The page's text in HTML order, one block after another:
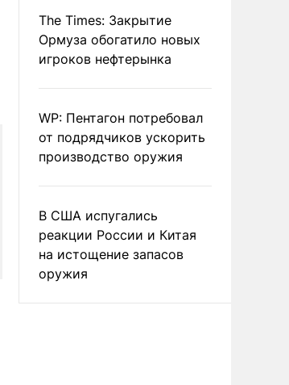
The Times: Закрытие
Ормуза обогатило новых
игроков нефтерынка
WP: Пентагон потребовал
от подрядчиков ускорить
производство оружия
В США испугались
реакции России и Китая
на истощение запасов
оружия